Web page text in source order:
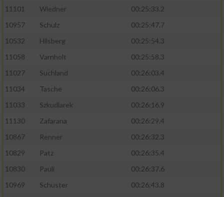
11101
Wiedner
00:25:33.2
10957
Schulz
00:25:47.7
10532
Hilsberg
00:25:54.3
11058
Varnholt
00:25:58.3
11027
Suchland
00:26:03.4
11034
Tasche
00:26:06.3
11033
Szkudlarek
00:26:16.9
11130
Zafarana
00:26:29.4
10867
Renner
00:26:32.3
10829
Patz
00:26:35.4
10830
Pauli
00:26:37.6
10969
Schuster
00:26:43.8